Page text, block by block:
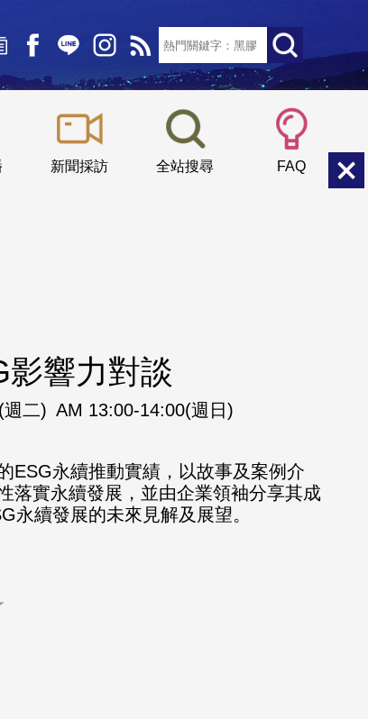
新聞採訪 全站搜尋 FAQ
小 中
影響力對談
二) AM 13:00-14:00(週日)
ESG永續推動實績，以故事及案例介
落實永續發展，並由企業領袖分享其成
永續發展的未來見解及展望。